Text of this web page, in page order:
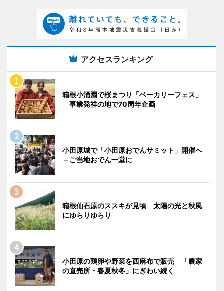
アクセスランキング
箱根小涌園で桜まつり「ベーカリーフェス」
事業発祥の地で70周年企画
小田原城で「小田原おでんサミット」開催へ
－ご当地おでん一堂に
箱根仙石原のススキが見頃 太陽の光と秋風
にゆらりゆらり
小田原の鶏卵や野菜を西麻布で販売 「農家
の直売所・春夏秋冬」にぎわい続く